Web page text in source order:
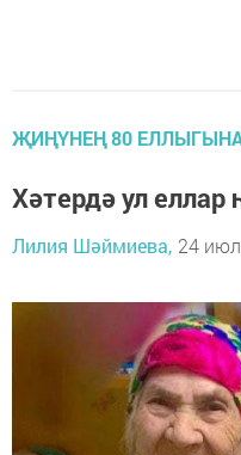
ҖИҢҮНЕҢ 80
Хәтердә ул еллар
Лилия Шәймиева, 24